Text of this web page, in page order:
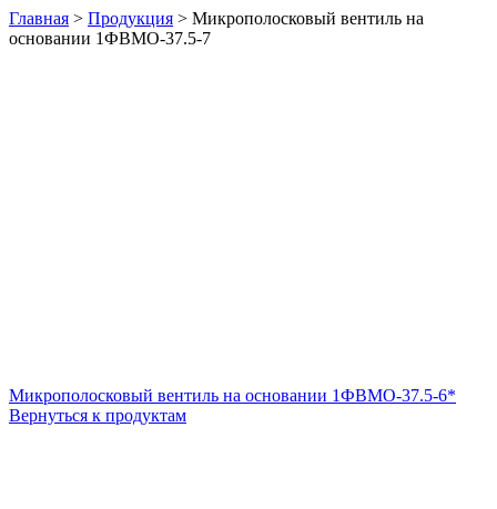
Главная > Продукция > Микрополосковый вентиль на
основании 1ФВМO-37.5-7
Микрополосковый вентиль на основании 1ФВМO-37.5-6*
Вернуться к продуктам